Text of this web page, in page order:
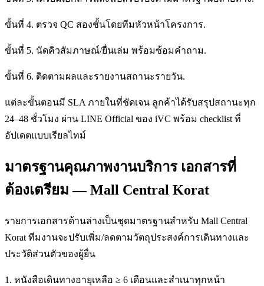
ขั้นที่ 4. ตรวจ QC สองชั้นโดยทีมหัวหน้าโครงการ.
ขั้นที่ 5. นัดคิวสัมภาษณ์/ยื่นเล่ม พร้อมซ้อมคำถาม.
ขั้นที่ 6. ติดตามผลและรายงานสถานะรายวัน.
แต่ละขั้นตอนมี SLA ภายในที่ชัดเจน ลูกค้าได้รับสรุปสถานะทุก
24–48 ชั่วโมง ผ่าน LINE Official ของ iVC พร้อม checklist ที่
อัปเดตแบบเรียลไทม์
มาตรฐานคุณภาพงานบริการ เอกสารที่
ต้องเตรียม — Mall Central Korat
รายการเอกสารด้านล่างเป็นชุดมาตรฐานสำหรับ Mall Central
Korat ทีมงานจะปรับเพิ่ม/ลดตามวัตถุประสงค์การเดินทางและ
ประวัติส่วนตัวของผู้ยื่น
1. หนังสือเดินทางอายุเหลือ ≥ 6 เดือนและสำเนาทุกหน้า